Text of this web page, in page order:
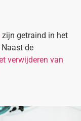
zijn getraind in het
de
verwijderen van